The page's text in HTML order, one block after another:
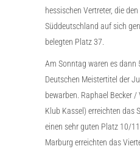
hessischen Vertreter, die
Süddeutschland auf sich
belegten Platz 37.
Am Sonntag waren es dann
Deutschen Meistertitel der
bewarben. Raphael Becker /
Klub Kassel) erreichten das
einen sehr guten Platz 10/
Marburg erreichten das